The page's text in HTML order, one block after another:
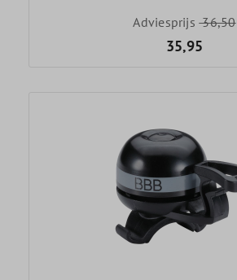
Adviesprijs36,50
35,95